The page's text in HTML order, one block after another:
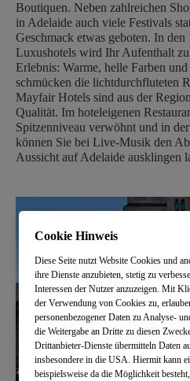
Boutiquen. Neben zahlreichen
in Adelaide auch viele Festivals
Geschmack etwas geboten. In
Luxushotels wird Ihr Aufenthalt zu
Erlebnis: Warme, helle Farben
schmücken die lichtdurchfluteten
Mayfair Hotels sind aus der
Qualität. Im hoteleigenen
Spitzenniveau verwöhnt und in
können Sie bei Live-Musik den
Aussicht auf Adelaide ausklingen
Cookie Hinweis
Diese Seite nutzt Website Cookies und
ihre Dienste anzubieten, stetig zu
Interessen der Nutzer anzuzeigen. Mit
der Verwendung von Cookies zu,
personenbezogener Daten zu Analyse-
die Weitergabe an Dritte zu diesen
Drittanbieter-Dienste übermitteln Daten
insbesondere in die USA. Hiermit kann
beispielsweise da die Möglichkeit